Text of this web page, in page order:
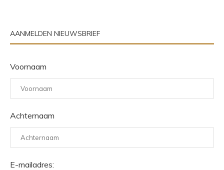
AANMELDEN NIEUWSBRIEF
Voornaam
Achternaam
E-mailadres: